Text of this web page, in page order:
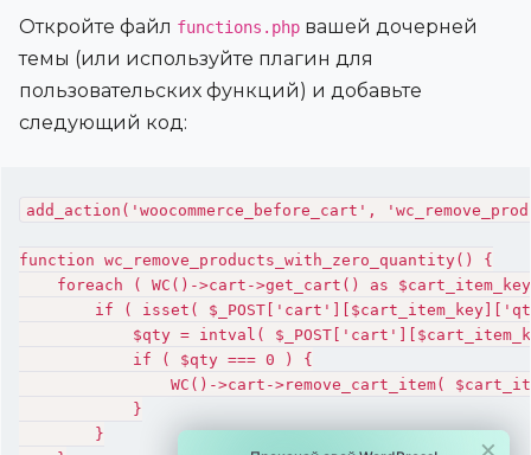
Откройте файл functions.php вашей дочерней
темы (или используйте плагин для
пользовательских функций) и добавьте
следующий код:
add_action('woocommerce_before_cart',
function wc_remove_products_with_zero_quantity() {
foreach ( WC()->cart->get_cart() as
if ( isset(
$qty = intval(
            if ( $qty === 0 ) {
WC()->cart->remove_cart_item(
            }
        }